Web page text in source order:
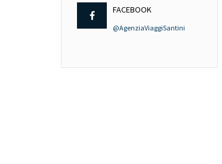
FACEBOOK
@AgenziaViaggiSantini